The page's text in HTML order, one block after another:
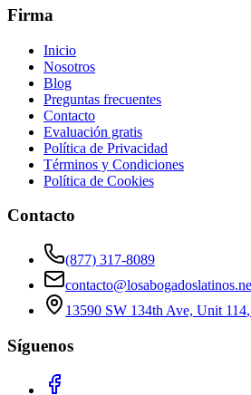
Firma
Inicio
Nosotros
Blog
Preguntas frecuentes
Contacto
Evaluación gratis
Política de Privacidad
Términos y Condiciones
Política de Cookies
Contacto
(877) 317-8089
13590 SW 134th Ave, Unit 114,
Síguenos